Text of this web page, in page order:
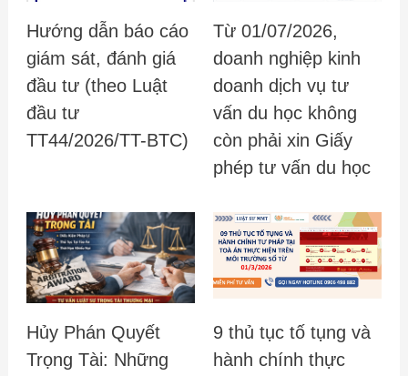
Hướng dẫn báo cáo
giám sát, đánh giá
đầu tư (theo Luật
đầu tư
TT44/2026/TT-BTC)
Từ 01/07/2026,
doanh nghiệp kinh
doanh dịch vụ tư
vấn du học không
còn phải xin Giấy
phép tư vấn du học
Hủy Phán Quyết
Trọng Tài: Những
9 thủ tục tố tụng và
hành chính thực